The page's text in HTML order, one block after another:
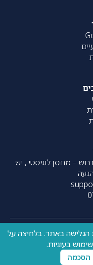
ברוש – מחסן לוגיסטי , יש
resolve| פותח על ידי
הגלישה באתר. בלחיצה על
בעוגיות.
הסכמה